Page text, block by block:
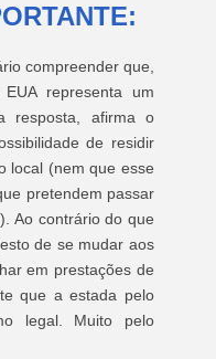
compreender que,
representa um
resposta, afirma o
de residir
local (nem que esse
pretendem passar
Ao contrário do que
de se mudar aos
em prestações de
que a estada pelo
legal. Muito pelo